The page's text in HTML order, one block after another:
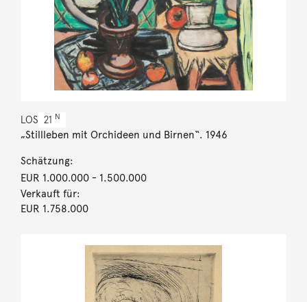
LOS 21 N
„Stillleben mit Orchideen und Birnen“. 1946
Schätzung:
EUR 1.000.000- 1.500.000
Verkauft für:
EUR 1.758.000